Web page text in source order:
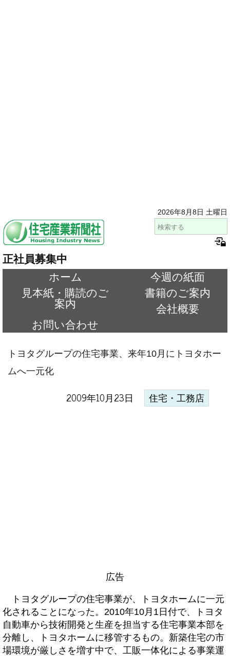
2026年8月8日 土曜日
正社員募集中
ホーム
今週の紙面
見本紙・購読のご
案内
書籍のご案内
会社概要
お問い合わせ
トヨタグループの住宅事業、来年10月にトヨタホー
ムへ一元化
2009年10月23日 住宅・工務店
広告
トヨタグループの住宅事業が、トヨタホームに一元
化されることになった。2010年10月1日付で、トヨタ
自動車から技術開発と生産を担当する住宅事業本部を
分離し、トヨタホームに移管するもの。新築住宅の市
場環境が厳しさを増す中で、工販一体化による事業運